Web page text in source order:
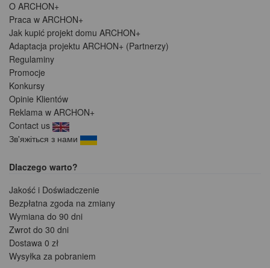
O ARCHON+
Praca w ARCHON+
Jak kupić projekt domu ARCHON+
Adaptacja projektu ARCHON+ (Partnerzy)
Regulaminy
Promocje
Konkursy
Opinie Klientów
Reklama w ARCHON+
Contact us
Зв'яжіться з нами
Dlaczego warto?
Jakość i Doświadczenie
Bezpłatna zgoda na zmiany
Wymiana do 90 dni
Zwrot do 30 dni
Dostawa 0 zł
Wysyłka za pobraniem